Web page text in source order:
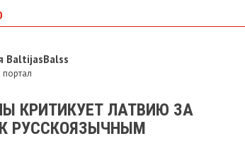
BaltijasBalss
КРИТИКУЕТ ЛАТВИЮ ЗА
РУССКОЯЗЫЧНЫМ